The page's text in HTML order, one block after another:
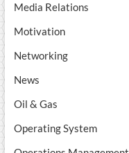
Media Relations
Motivation
Networking
News
Oil & Gas
Operating System